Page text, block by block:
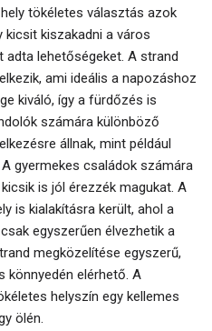
tökéletes választás azok
kicsit kiszakadni a város
adta lehetőségeket. A strand
ami ideális a napozáshoz
kiváló, így a fürdőzés is
számára különböző
állnak, mint például
gyermekes családok számára
is jól érezzék magukat. A
is kialakításra került, ahol a
egyszerűen élvezhetik a
megközelítése egyszerű,
könnyedén elérhető. A
helyszín egy kellemes
ölén.